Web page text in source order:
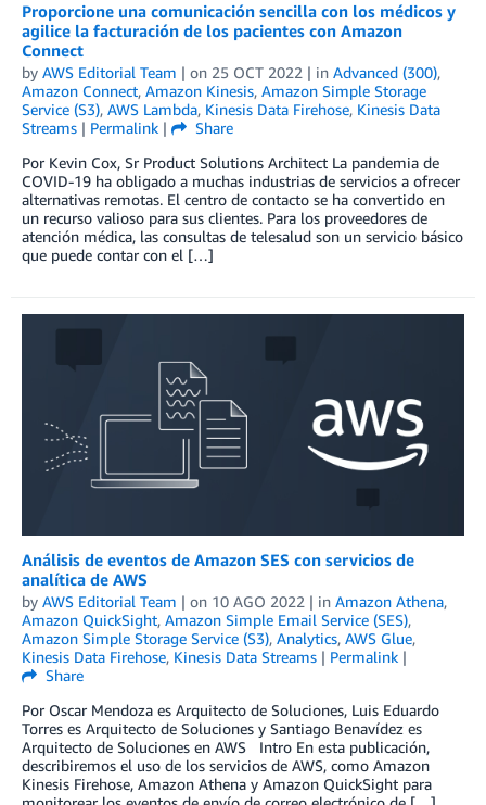
Proporcione una comunicación sencilla con los médicos y
agilice la facturación de los pacientes con Amazon
Connect
by AWS Editorial Team | on 25 OCT 2022 | in Advanced (300),
Amazon Connect, Amazon Kinesis, Amazon Simple Storage
Service (S3), AWS Lambda, Kinesis Data Firehose, Kinesis Data
Streams | Permalink |
Share
Por Kevin Cox, Sr Product Solutions Architect La pandemia de
COVID-19 ha obligado a muchas industrias de servicios a ofrecer
alternativas remotas. El centro de contacto se ha convertido en
un recurso valioso para sus clientes. Para los proveedores de
atención médica, las consultas de telesalud son un servicio básico
que puede contar con el […]
Análisis de eventos de Amazon SES con servicios de
analítica de AWS
by AWS Editorial Team | on 10 AGO 2022 | in Amazon Athena,
Amazon QuickSight, Amazon Simple Email Service (SES),
Amazon Simple Storage Service (S3), Analytics, AWS Glue,
Kinesis Data Firehose, Kinesis Data Streams | Permalink |
Share
Por Oscar Mendoza es Arquitecto de Soluciones, Luis Eduardo
Torres es Arquitecto de Soluciones y Santiago Benavídez es
Arquitecto de Soluciones en AWS Intro En esta publicación,
describiremos el uso de los servicios de AWS, como Amazon
Kinesis Firehose, Amazon Athena y Amazon QuickSight para